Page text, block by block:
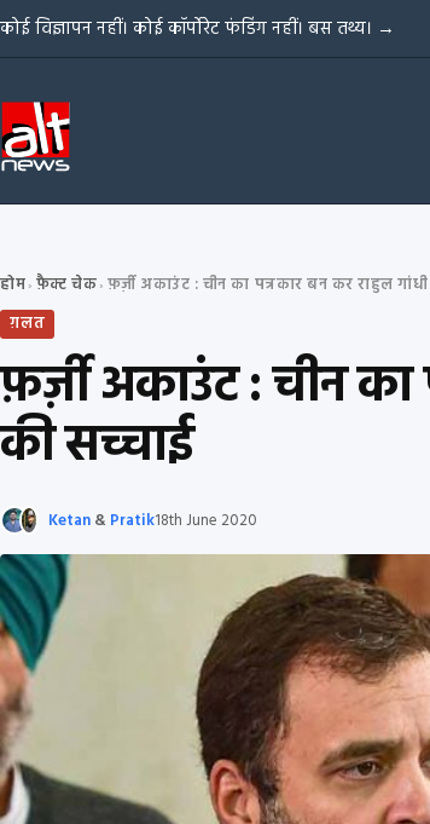
Skip to content
कोई विज्ञापन नहीं। कोई कॉर्पोरेट फंडिंग नहीं। बस तथ्य। →
होम› फ़ैक्ट चेक›
ग़लत
फ़र्ज़ी अकाउंट : चीन
की सच्चाई
Ketan& Pratik18th June 2020